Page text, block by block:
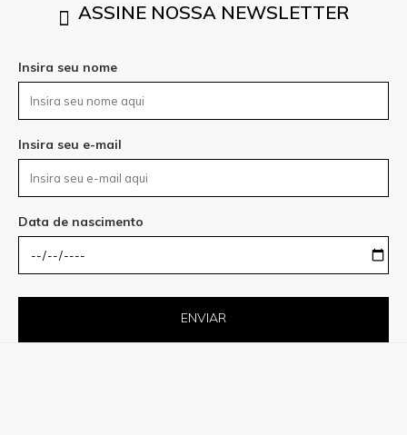
ASSINE NOSSA NEWSLETTER
Insira seu nome
Insira seu e-mail
Data de nascimento
ENVIAR